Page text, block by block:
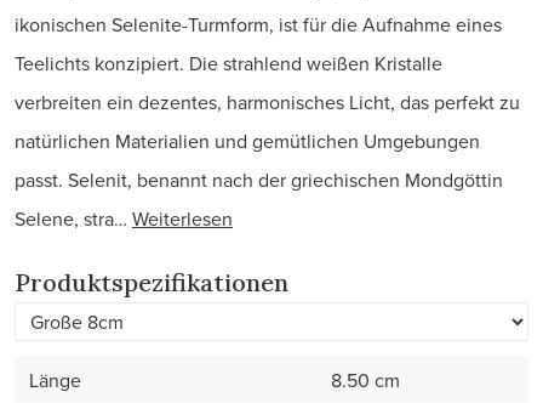
ikonischen Selenite-Turmform, ist für die Aufnahme eines
Teelichts konzipiert. Die strahlend weißen Kristalle
verbreiten ein dezentes, harmonisches Licht, das perfekt zu
natürlichen Materialien und gemütlichen Umgebungen
passt. Selenit, benannt nach der griechischen Mondgöttin
Selene, stra… Weiterlesen
Produktspezifikationen
Länge
8.50 cm